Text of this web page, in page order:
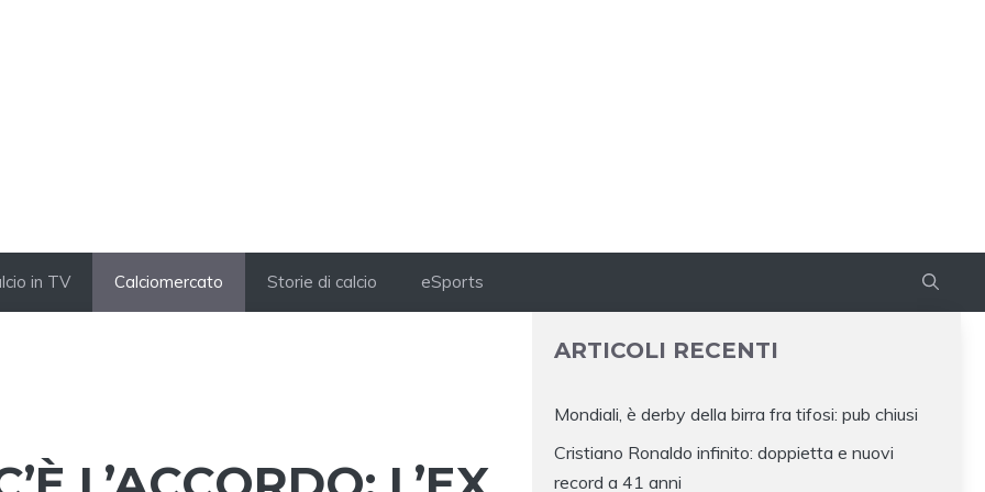
in TV Calciomercato Storie di calcio eSports
ARTICOLI RECENTI
Mondiali, è derby della birra fra tifosi: pub chiusi
Cristiano Ronaldo infinito: doppietta e nuovi
record a 41 anni